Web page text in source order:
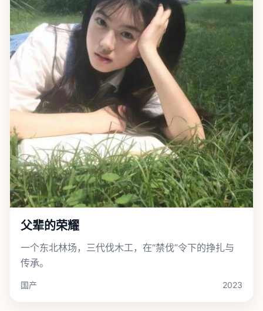
父辈的荣耀
一个东北林场，三代伐木工，在“禁伐”令下的挣扎与
传承。
国产 2023